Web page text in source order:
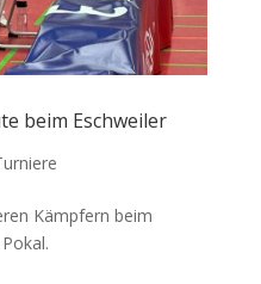
beim Eschweiler
Kämpfern beim